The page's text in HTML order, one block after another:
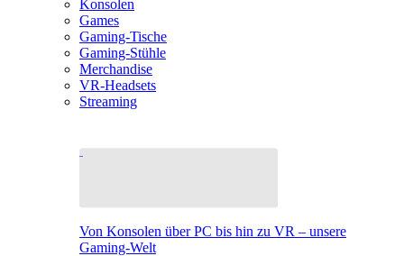
Konsolen
Games
Gaming-Tische
Gaming-Stühle
Merchandise
VR-Headsets
Streaming
Von Konsolen über PC bis hin zu VR – unsere
Gaming-Welt